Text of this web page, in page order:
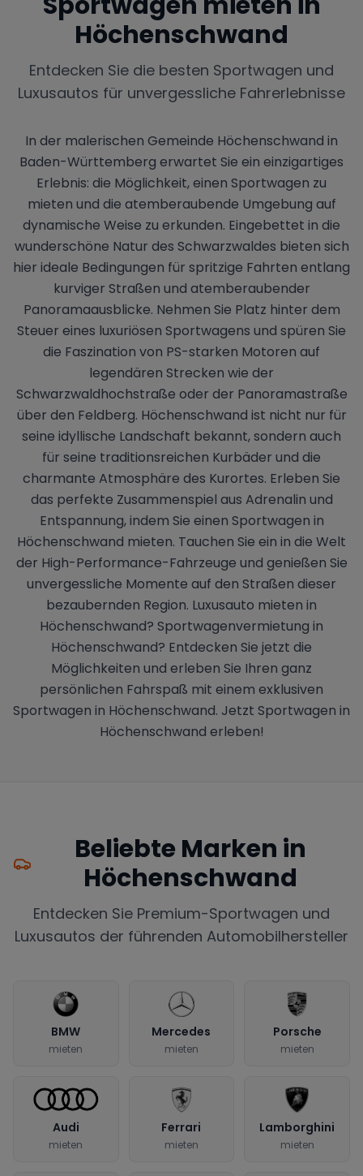
Höchenschwand
Entdecken Sie die besten Sportwagen und
Luxusautos für unvergessliche Fahrerlebnisse
In der malerischen Gemeinde Höchenschwand in
Baden-Württemberg erwartet Sie ein einzigartiges
Erlebnis: die Möglichkeit, einen Sportwagen zu
mieten und die atemberaubende Umgebung auf
dynamische Weise zu erkunden. Eingebettet in die
wunderschöne Natur des Schwarzwaldes bieten sich
hier ideale Bedingungen für spritzige Fahrten entlang
kurviger Straßen und atemberaubender
Panoramaausblicke. Nehmen Sie Platz hinter dem
Steuer eines luxuriösen Sportwagens und spüren Sie
die Faszination von PS-starken Motoren auf
legendären Strecken wie der
Schwarzwaldhochstraße oder der Panoramastraße
über den Feldberg. Höchenschwand ist nicht nur für
seine idyllische Landschaft bekannt, sondern auch
für seine traditionsreichen Kurbäder und die
charmante Atmosphäre des Kurortes. Erleben Sie
das perfekte Zusammenspiel aus Adrenalin und
Entspannung, indem Sie einen Sportwagen in
Höchenschwand mieten. Tauchen Sie ein in die Welt
der High-Performance-Fahrzeuge und genießen Sie
unvergessliche Momente auf den Straßen dieser
bezaubernden Region. Luxusauto mieten in
Höchenschwand? Sportwagenvermietung in
Höchenschwand? Entdecken Sie jetzt die
Möglichkeiten und erleben Sie Ihren ganz
persönlichen Fahrspaß mit einem exklusiven
Sportwagen in Höchenschwand. Jetzt Sportwagen in
Höchenschwand erleben!
Beliebte Marken in
Höchenschwand
Entdecken Sie Premium-Sportwagen und
Luxusautos der führenden Automobilhersteller
BMW
mieten
Mercedes
mieten
Porsche
mieten
Audi
mieten
Ferrari
mieten
Lamborghini
mieten